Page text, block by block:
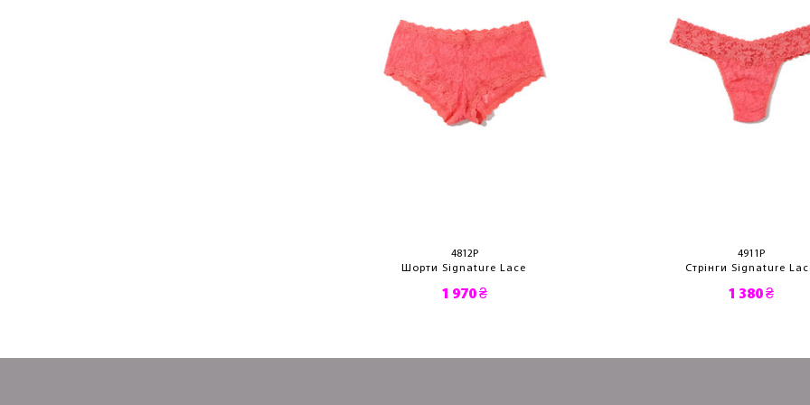
4812P
Шорти Signature Lace
1 970 ₴
4911P
Стрінги Signature
1 380 ₴